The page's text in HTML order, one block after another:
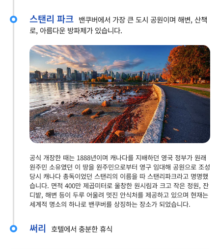
스탠리 파크 밴쿠버에서 가장 큰 도시 공원이며 해변, 산책
로, 아름다운 방파제가 있습니다.
공식 개장한 때는 1888년이며 캐나다를 지배하던 영국 정부가 원래
원주민 소유였던 이 땅을 원주민으로부터 영구 임대해 공원으로 조성
당시 캐나다 총독이었던 스탠리의 이름을 따 스탠리파크라고 명명했
습니다. 면적 400만 제곱미터로 울창한 원시림과 크고 작은 정원, 잔
디밭, 해변 등이 두루 어울려 멋진 안식처를 제공하고 있으며 현재는
세계적 명소의 하나로 밴쿠버를 상징하는 장소가 되었습니다.
써리 호텔에서 충분한 휴식